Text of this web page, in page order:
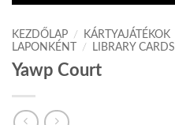
KEZDŐLAP / KÁRTYAJÁTÉKOK
LAPONKÉNT
/ LIBRARY CARDS
Yawp Court